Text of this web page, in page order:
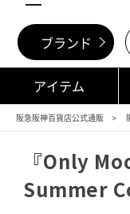
ブランド
アイテム
阪急阪神百貨店公式通販
『Only
Summer